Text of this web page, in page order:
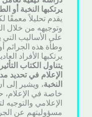
يرتكبها النخبة أو
يقدم تحليلاً معمقًا
وتوجيهه من خلال
على الأساليب
وطأة هذه الجرائم
يرتكبها الأفراد
يتناول الكتاب
الإعلام في تحديد
النخبة، ويشير إلى
خاصة في الإعلام،
الإعلامي والتوجيه
مسؤوليتهم عن